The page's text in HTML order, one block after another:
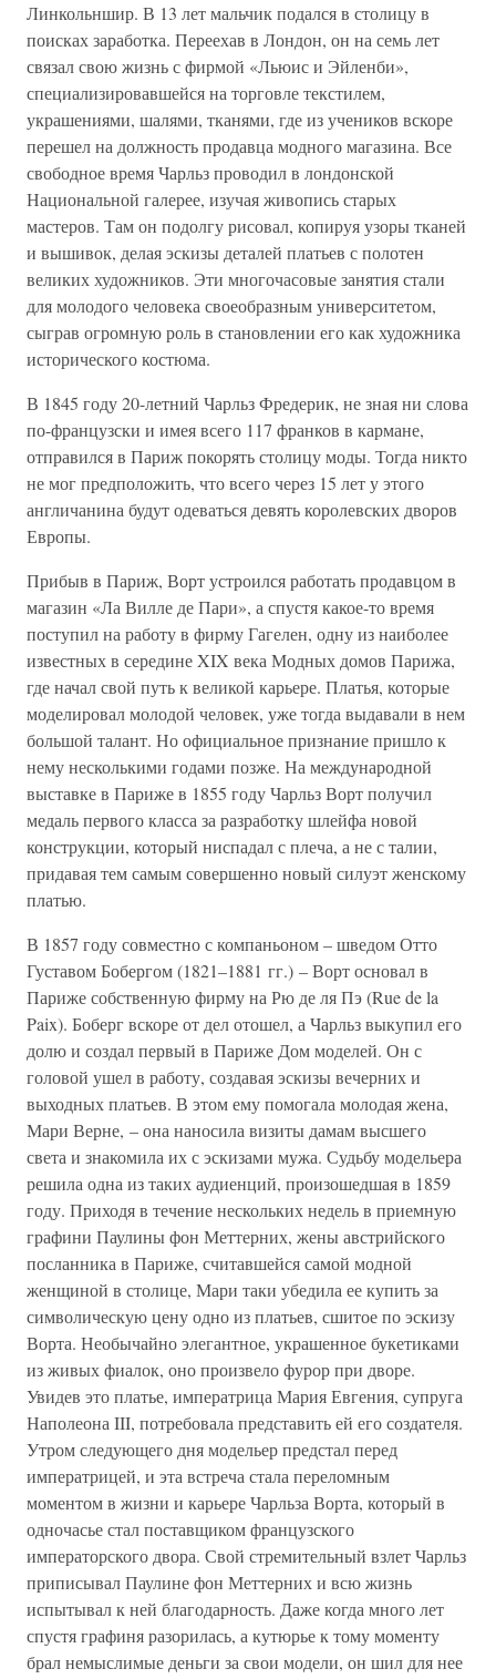
Линкольншир. В 13 лет мальчик подался в столицу в
поисках заработка. Переехав в Лондон, он на семь лет
связал свою жизнь с фирмой «Льюис и Эйленби»,
специализировавшейся на торговле текстилем,
украшениями, шалями, тканями, где из учеников вскоре
перешел на должность продавца модного магазина. Все
свободное время Чарльз проводил в лондонской
Национальной галерее, изучая живопись старых
мастеров. Там он подолгу рисовал, копируя узоры тканей
и вышивок, делая эскизы деталей платьев с полотен
великих художников. Эти многочасовые занятия стали
для молодого человека своеобразным университетом,
сыграв огромную роль в становлении его как художника
исторического костюма.
В 1845 году 20-летний Чарльз Фредерик, не зная ни слова
по-французски и имея всего 117 франков в кармане,
отправился в Париж покорять столицу моды. Тогда никто
не мог предположить, что всего через 15 лет у этого
англичанина будут одеваться девять королевских дворов
Европы.
Прибыв в Париж, Ворт устроился работать продавцом в
магазин «Ла Вилле де Пари», а спустя какое-то время
поступил на работу в фирму Гагелен, одну из наиболее
известных в середине XIX века Модных домов Парижа,
где начал свой путь к великой карьере. Платья, которые
моделировал молодой человек, уже тогда выдавали в нем
большой талант. Но официальное признание пришло к
нему несколькими годами позже. На международной
выставке в Париже в 1855 году Чарльз Ворт получил
медаль первого класса за разработку шлейфа новой
конструкции, который ниспадал с плеча, а не с талии,
придавая тем самым совершенно новый силуэт женскому
платью.
В 1857 году совместно с компаньоном – шведом Отто
Густавом Бобергом (1821–1881 гг.) – Ворт основал в
Париже собственную фирму на Рю де ля Пэ (Rue de la
Paix). Боберг вскоре от дел отошел, а Чарльз выкупил его
долю и создал первый в Париже Дом моделей. Он с
головой ушел в работу, создавая эскизы вечерних и
выходных платьев. В этом ему помогала молодая жена,
Мари Верне, – она наносила визиты дамам высшего
света и знакомила их с эскизами мужа. Судьбу модельера
решила одна из таких аудиенций, произошедшая в 1859
году. Приходя в течение нескольких недель в приемную
графини Паулины фон Меттерних, жены австрийского
посланника в Париже, считавшейся самой модной
женщиной в столице, Мари таки убедила ее купить за
символическую цену одно из платьев, сшитое по эскизу
Ворта. Необычайно элегантное, украшенное букетиками
из живых фиалок, оно произвело фурор при дворе.
Увидев это платье, императрица Мария Евгения, супруга
Наполеона III, потребовала представить ей его создателя.
Утром следующего дня модельер предстал перед
императрицей, и эта встреча стала переломным
моментом в жизни и карьере Чарльза Ворта, который в
одночасье стал поставщиком французского
императорского двора. Свой стремительный взлет Чарльз
приписывал Паулине фон Меттерних и всю жизнь
испытывал к ней благодарность. Даже когда много лет
спустя графиня разорилась, а кутюрье к тому моменту
брал немыслимые деньги за свои модели, он шил для нее